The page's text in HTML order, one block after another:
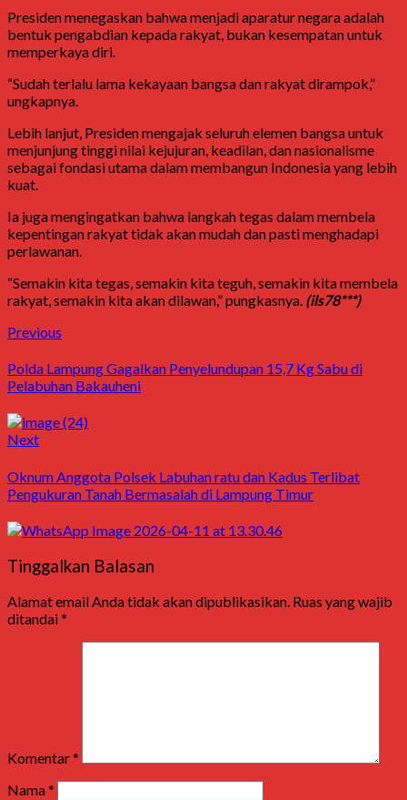
Presiden menegaskan bahwa menjadi aparatur negara adalah
bentuk pengabdian kepada rakyat, bukan kesempatan untuk
memperkaya diri.
“Sudah terlalu lama kekayaan bangsa dan rakyat dirampok,”
ungkapnya.
Lebih lanjut, Presiden mengajak seluruh elemen bangsa untuk
menjunjung tinggi nilai kejujuran, keadilan, dan nasionalisme
sebagai fondasi utama dalam membangun Indonesia yang lebih
kuat.
Ia juga mengingatkan bahwa langkah tegas dalam membela
kepentingan rakyat tidak akan mudah dan pasti menghadapi
perlawanan.
“Semakin kita tegas, semakin kita teguh, semakin kita membela
rakyat, semakin kita akan dilawan,” pungkasnya. (ils78***)
Previous
Polda Lampung Gagalkan Penyelundupan 15,7 Kg Sabu di
Pelabuhan Bakauheni
Next
Oknum Anggota Polsek Labuhan ratu dan Kadus Terlibat
Pengukuran Tanah Bermasalah di Lampung Timur
Tinggalkan Balasan
Alamat email Anda tidak akan dipublikasikan. Ruas yang wajib
ditandai*
Komentar*
Nama*